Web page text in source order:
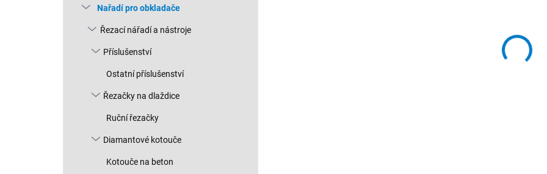
Nařadí pro obkladače
Řezací nářadí a nástroje
Příslušenství
Ostatní příslušenství
Řezačky na dlaždice
Ruční řezačky
Diamantové kotouče
Kotouče na beton